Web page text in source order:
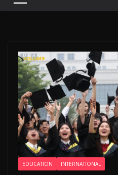
s
e
o
f
D
i
g
t
EDUCATION INTERNATIONAL